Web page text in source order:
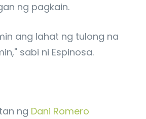
ng pagkain.
ang lahat ng tulong na
sabi ni Espinosa.
ng Dani Romero